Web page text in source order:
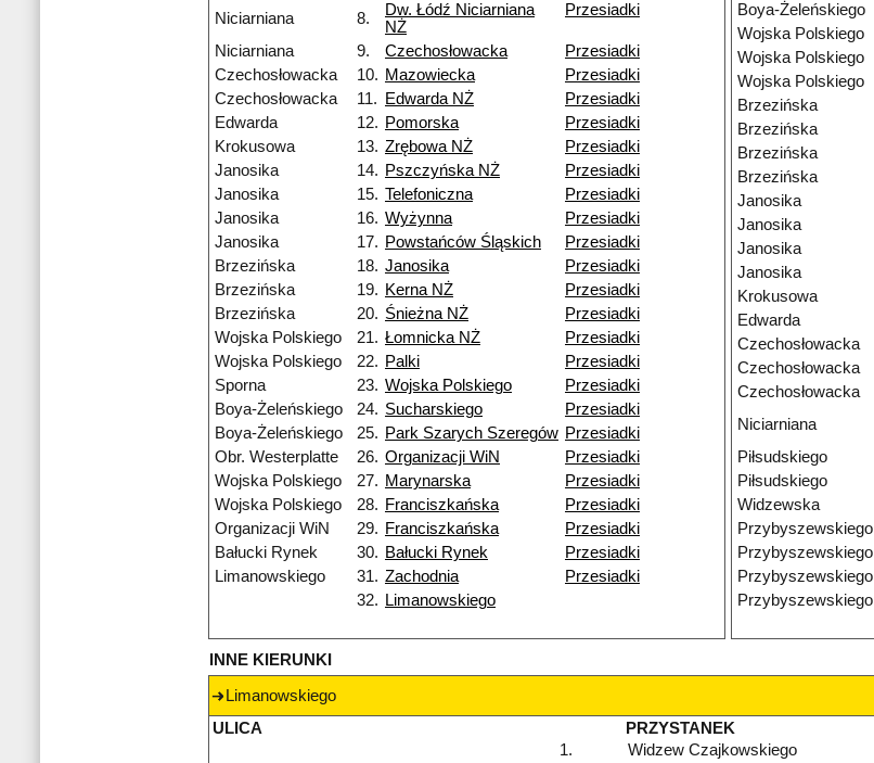
Niciarniana
8.
Dw. Łódź Niciarniana
NŻ
Przesiadki
Niciarniana 9. Czechosłowacka
Przesiadki
Czechosłowacka
10. Mazowiecka
Przesiadki
Czechosłowacka
11. Edwarda NŻ
Przesiadki
Edwarda
12. Pomorska
Przesiadki
Krokusowa
13. Zrębowa NŻ
Przesiadki
Janosika
14. Pszczyńska NŻ
Przesiadki
Janosika
15. Telefoniczna
Przesiadki
Janosika
16. Wyżynna
Przesiadki
Janosika
17. Powstańców Śląskich
Przesiadki
Brzezińska
18. Janosika
Przesiadki
Brzezińska
19. Kerna NŻ
Przesiadki
Brzezińska
20. Śnieżna NŻ
Przesiadki
Wojska Polskiego
21. Łomnicka NŻ
Przesiadki
Wojska Polskiego
22. Palki
Przesiadki
Sporna
23. Wojska Polskiego
Przesiadki
Boya-Żeleńskiego
24. Sucharskiego
Przesiadki
Boya-Żeleńskiego
25. Park Szarych Szeregów Przesiadki
Obr. Westerplatte
26. Organizacji WiN
Przesiadki
Wojska Polskiego
27. Marynarska
Przesiadki
Wojska Polskiego
28. Franciszkańska
Przesiadki
Organizacji WiN
29. Franciszkańska
Przesiadki
Bałucki Rynek
30. Bałucki Rynek
Przesiadki
Limanowskiego
31. Zachodnia
Przesiadki
32.
Limanowskiego
Boya-Żeleńskiego
Wojska Polskiego
Wojska Polskiego
Wojska Polskiego
Brzezińska
Brzezińska
Brzezińska
Brzezińska
Janosika
Janosika
Janosika
Janosika
Krokusowa
Edwarda
Czechosłowacka
Czechosłowacka
Czechosłowacka
Niciarniana
Piłsudskiego
Piłsudskiego
Widzewska
Przybyszewskiego
Przybyszewskiego
Przybyszewskiego
Przybyszewskiego
INNE KIERUNKI
Limanowskiego
ULICA
PRZYSTANEK
1.
Widzew Czajkowskiego